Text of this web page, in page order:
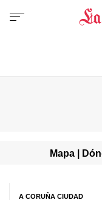
Mapa |
A CORUÑA CIUDAD